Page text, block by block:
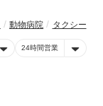
動物病院 タクシー
24時間営業